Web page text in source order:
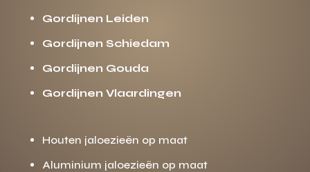
Gordijnen Leiden
Gordijnen Schiedam
Gordijnen Gouda
Gordijnen Vlaardingen
Houten jaloezieën op maat
Aluminium jaloezieën op maat